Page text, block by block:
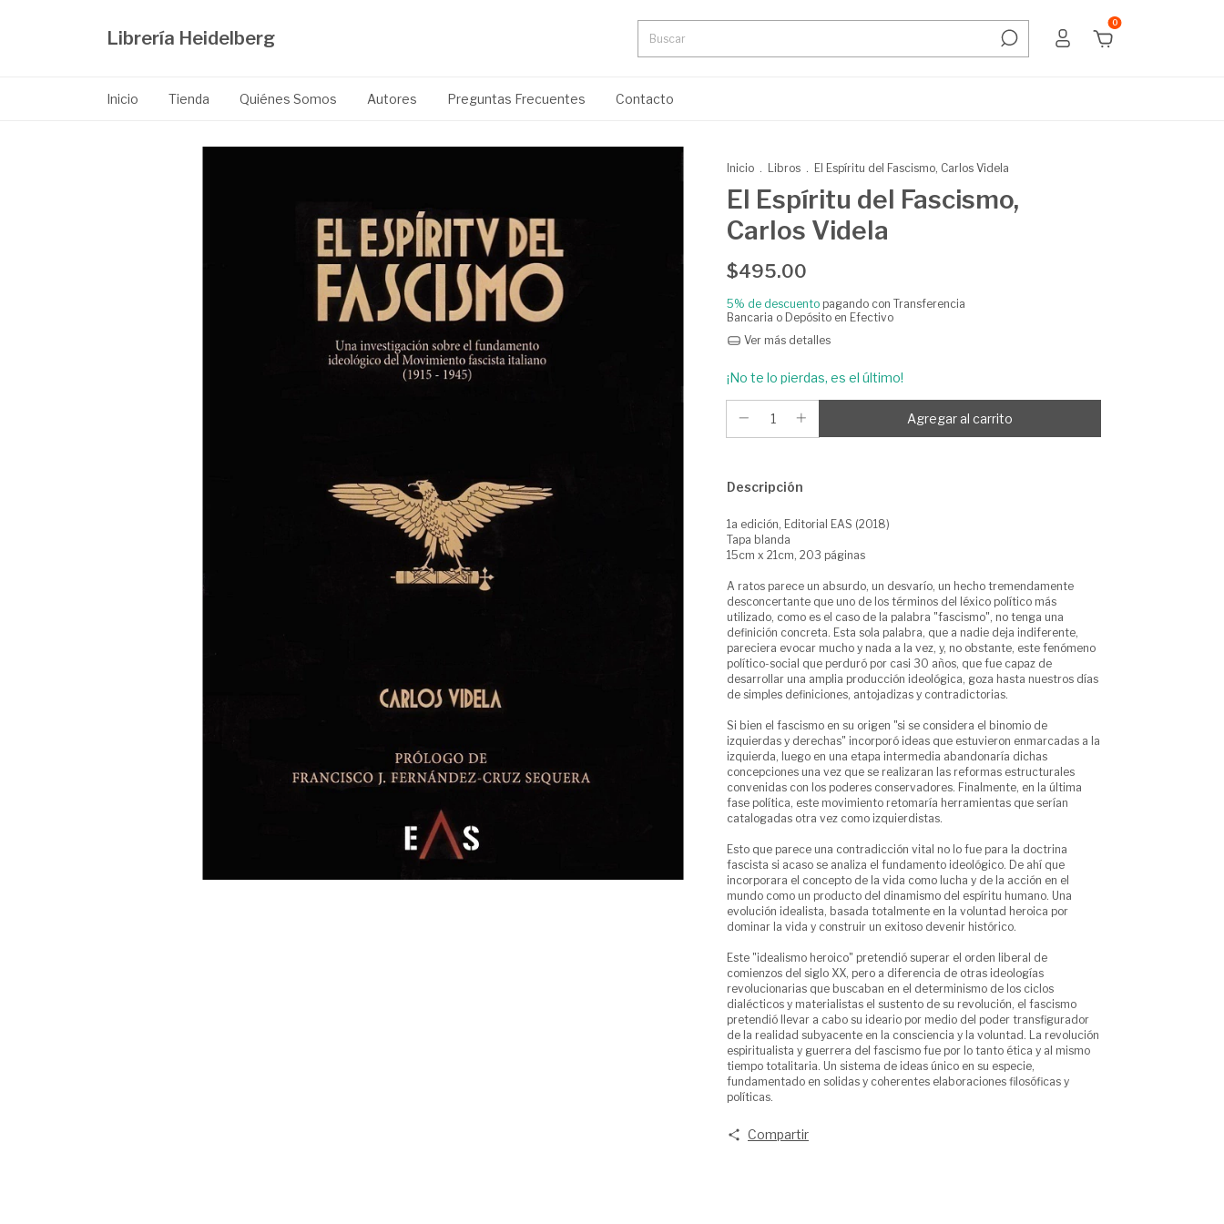
Librería Heidelberg
0
Inicio Tienda Quiénes Somos Autores Preguntas Frecuentes Contacto
Inicio . Libros . El Espíritu del Fascismo, Carlos Videla
El Espíritu del Fascismo,
Carlos Videla
$495.00
5% de descuento pagando con Transferencia
Bancaria o Depósito en Efectivo
Ver más detalles
¡No te lo pierdas, es el último!
Descripción
1a edición, Editorial EAS (2018)
Tapa blanda
15cm x 21cm, 203 páginas
A ratos parece un absurdo, un desvarío, un hecho tremendamente
desconcertante que uno de los términos del léxico político más
utilizado, como es el caso de la palabra "fascismo", no tenga una
definición concreta. Esta sola palabra, que a nadie deja indiferente,
pareciera evocar mucho y nada a la vez, y, no obstante, este fenómeno
político-social que perduró por casi 30 años, que fue capaz de
desarrollar una amplia producción ideológica, goza hasta nuestros días
de simples definiciones, antojadizas y contradictorias.
Si bien el fascismo en su origen "si se considera el binomio de
izquierdas y derechas" incorporó ideas que estuvieron enmarcadas a la
izquierda, luego en una etapa intermedia abandonaría dichas
concepciones una vez que se realizaran las reformas estructurales
convenidas con los poderes conservadores. Finalmente, en la última
fase política, este movimiento retomaría herramientas que serían
catalogadas otra vez como izquierdistas.
Esto que parece una contradicción vital no lo fue para la doctrina
fascista si acaso se analiza el fundamento ideológico. De ahí que
incorporara el concepto de la vida como lucha y de la acción en el
mundo como un producto del dinamismo del espíritu humano. Una
evolución idealista, basada totalmente en la voluntad heroica por
dominar la vida y construir un exitoso devenir histórico.
Este "idealismo heroico" pretendió superar el orden liberal de
comienzos del siglo XX, pero a diferencia de otras ideologías
revolucionarias que buscaban en el determinismo de los ciclos
dialécticos y materialistas el sustento de su revolución, el fascismo
pretendió llevar a cabo su ideario por medio del poder transfigurador
de la realidad subyacente en la consciencia y la voluntad. La revolución
espiritualista y guerrera del fascismo fue por lo tanto ética y al mismo
tiempo totalitaria. Un sistema de ideas único en su especie,
fundamentado en solidas y coherentes elaboraciones filosóficas y
políticas.
Compartir